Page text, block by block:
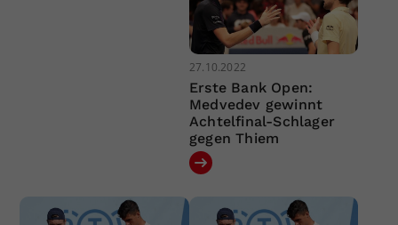
27.10.2022
Erste Bank Open:
Medvedev gewinnt
Achtelfinal-Schlager
gegen Thiem